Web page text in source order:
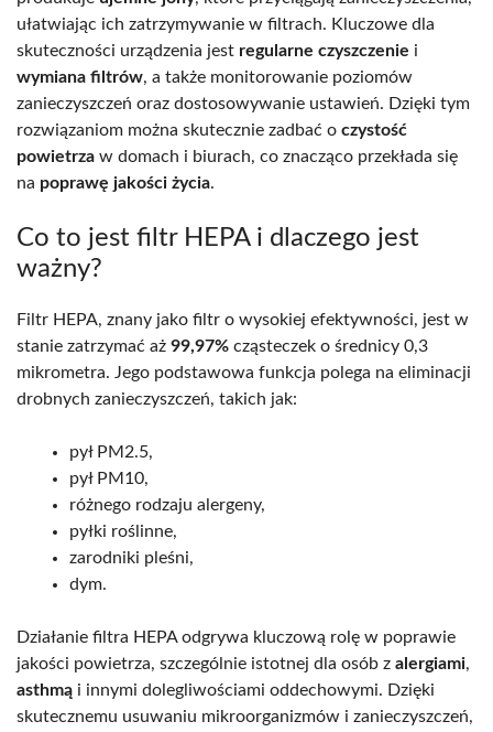
ułatwiając ich zatrzymywanie w filtrach. Kluczowe dla
skuteczności urządzenia jest regularne czyszczenie i
wymiana filtrów, a także monitorowanie poziomów
zanieczyszczeń oraz dostosowywanie ustawień. Dzięki tym
rozwiązaniom można skutecznie zadbać o czystość
powietrza w domach i biurach, co znacząco przekłada się
na poprawę jakości życia.
Co to jest filtr HEPA i dlaczego jest
ważny?
Filtr HEPA, znany jako filtr o wysokiej efektywności, jest w
stanie zatrzymać aż 99,97% cząsteczek o średnicy 0,3
mikrometra. Jego podstawowa funkcja polega na eliminacji
drobnych zanieczyszczeń, takich jak:
pył PM2.5,
pył PM10,
różnego rodzaju alergeny,
pyłki roślinne,
zarodniki pleśni,
dym.
Działanie filtra HEPA odgrywa kluczową rolę w poprawie
jakości powietrza, szczególnie istotnej dla osób z alergiami,
asthmą i innymi dolegliwościami oddechowymi. Dzięki
skutecznemu usuwaniu mikroorganizmów i zanieczyszczeń,